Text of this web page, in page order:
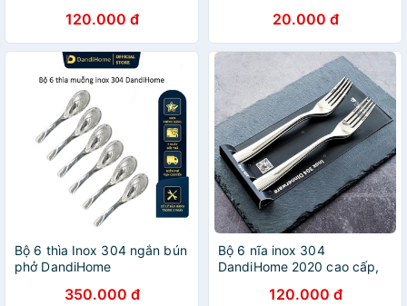
120.000 đ 20.000 đ
Bộ 6 thìa Inox 304 ngắn bún
phở DandiHome
350.000 đ
Bộ 6 nĩa inox 304
DandiHome 2020 cao cấp,
120.000 đ